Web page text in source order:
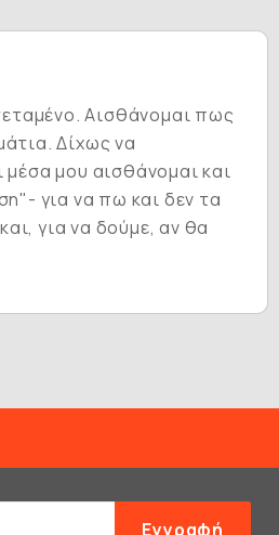
Αισθάνομαι πως
Δίχως να
μου αισθάνομαι και
για να πω και δεν τα
για να δούμε, αν θα
Εγγραφή